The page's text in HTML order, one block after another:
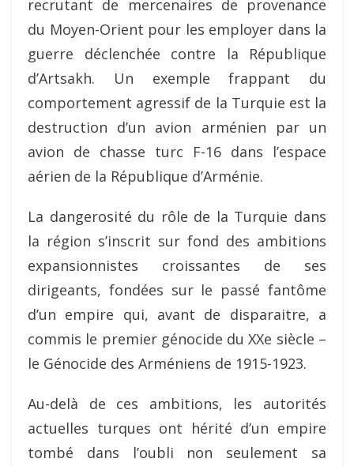
recrutant de mercenaires de provenance
du Moyen-Orient pour les employer dans la
guerre déclenchée contre la République
d’Artsakh. Un exemple frappant du
comportement agressif de la Turquie est la
destruction d’un avion arménien par un
avion de chasse turc F-16 dans l’espace
aérien de la République d’Arménie.
La dangerosité du rôle de la Turquie dans
la région s’inscrit sur fond des ambitions
expansionnistes croissantes de ses
dirigeants, fondées sur le passé fantôme
d’un empire qui, avant de disparaitre, a
commis le premier génocide du XXe siècle –
le Génocide des Arméniens de 1915-1923.
Au-delà de ces ambitions, les autorités
actuelles turques ont hérité d’un empire
tombé dans l’oubli non seulement sa